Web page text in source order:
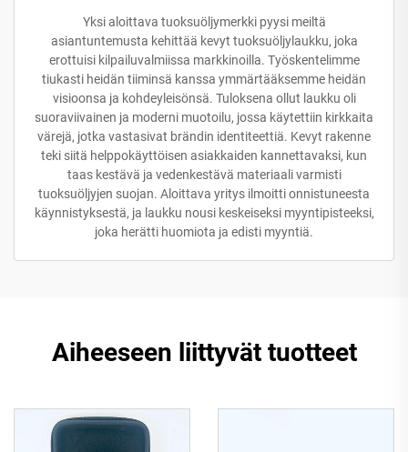
Yksi aloittava tuoksuöljymerkki pyysi meiltä
asiantuntemusta kehittää kevyt tuoksuöljylaukku, joka
erottuisi kilpailuvalmiissa markkinoilla. Työskentelimme
tiukasti heidän tiiminsä kanssa ymmärtääksemme heidän
visioonsa ja kohdeyleisönsä. Tuloksena ollut laukku oli
suoraviivainen ja moderni muotoilu, jossa käytettiin kirkkaita
värejä, jotka vastasivat brändin identiteettiä. Kevyt rakenne
teki siitä helppokäyttöisen asiakkaiden kannettavaksi, kun
taas kestävä ja vedenkestävä materiaali varmisti
tuoksuöljyjen suojan. Aloittava yritys ilmoitti onnistuneesta
käynnistyksestä, ja laukku nousi keskeiseksi myyntipisteeksi,
joka herätti huomiota ja edisti myyntiä.
Aiheeseen liittyvät tuotteet